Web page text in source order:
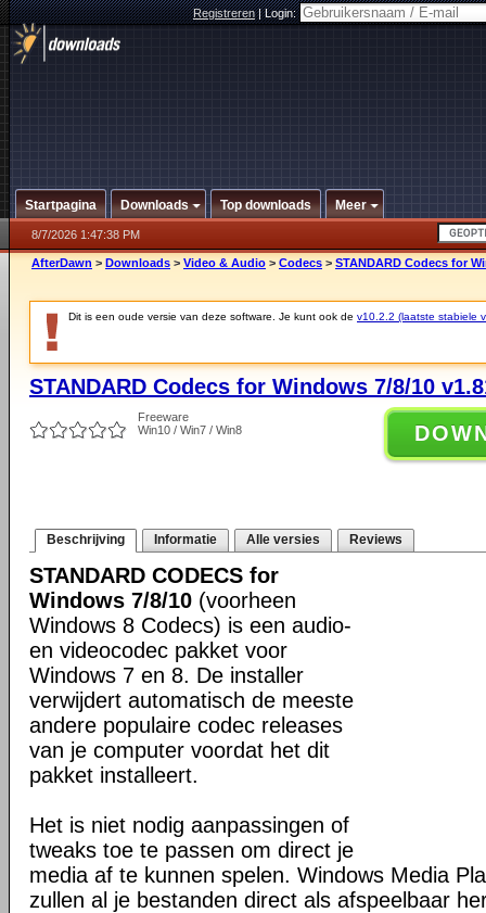
Registreren|Login:
Startpagina Downloads Top downloads Meer
8/7/2026 1:47:38 PM
AfterDawn > Downloads > Video & Audio > Codecs > STANDARD Codecs for
Dit is een oude versie van deze software. Je kunt ook de v10.2.2 (laatste stabiele
STANDARD Codecs for Windows 7/8/10
Freeware
Win10 / Win7 / Win8
Beschrijving Informatie Alle versies Reviews
STANDARD CODECS for
Windows 7/8/10 (voorheen
Windows 8 Codecs) is een audio-
en videocodec pakket voor
Windows 7 en 8. De installer
verwijdert automatisch de meeste
andere populaire codec releases
van je computer voordat het dit
pakket installeert.
Het is niet nodig aanpassingen of
tweaks toe te passen om direct je
media af te kunnen spelen. Windows Media
zullen al je bestanden direct als afspeelbaar